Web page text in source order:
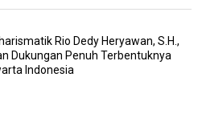
Rio Dedy Heryawan, S.H.,
Dukungan Penuh Terbentuknya
Indonesia